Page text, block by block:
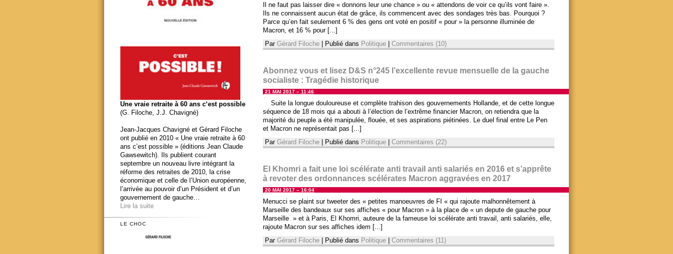
Il ne faut pas laisser dire « donnons leur une chance » ou « attendons de voir ce qu’ils vont faire ».
Ils ne connaissent aucun état de grâce, ils commencent avec des sondages très bas. Pourquoi ?
Parce qu’en fait seulement 6 % des gens ont voté en positif « pour » la personne illuminée de
Macron, et 16 % pour [...]
Par Gérard Filoche | Publié dans Politique | Commentaires (10)
Abonnez vous et lisez D&S n°245 l’excellente revue mensuelle de la gauche
socialiste : Tragédie historique
21 MAI 2017 – 11:46
Suite la longue douloureuse et complète trahison des gouvernements Hollande, et de cette longue
séquence de 18 mois qui a abouti à l’élection de l’extrême financier Macron, on retiendra que la
majorité du peuple a été manipulée, flouée, et ses aspirations piétinées. Le duel final entre Le Pen
et Macron ne représentait pas [...]
Par Gérard Filoche | Publié dans Politique | Commentaires (22)
El Khomri a fait une loi scélérate anti travail anti salariés en 2016 et s’apprête
à revoter des ordonnances scélérates Macron aggravées en 2017
20 MAI 2017 – 16:04
Menucci se plaint sur tweeter des « petites manoeuvres de FI « qui rajoute malhonnêtement à
Marseille des bandeaux sur ses affiches « pour Macron » à la place de « un depute de gauche pour
Marseille » et à Paris, El Khomri, auteure de la fameuse loi scélérate anti travail, anti salariés, elle,
rajoute Macron sur ses affiches idem [...]
Par Gérard Filoche Publié dans Politique Commentaires (11)
Une vraie retraite à 60 ans c‘est possible
(G. Filoche, J.J. Chavigné)
Jean-Jacques Chavigné et Gérard Filoche
ont publié en 2010 « Une vraie retraite à 60
ans c’est possible » (éditions Jean Claude
Gawsewitch). Ils publient courant
septembre un nouveau livre intégrant la
réforme des retraites de 2010, la crise
économique et celle de l’Union européenne,
l’arrivée au pouvoir d’un Président et d’un
gouvernement de gauche…
Lire la suite
LE CHOC